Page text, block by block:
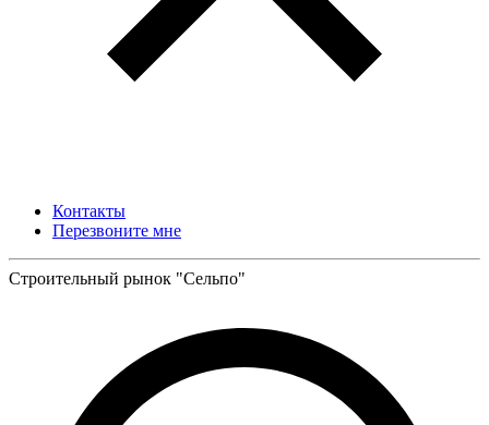
Контакты
Перезвоните мне
Строительный рынок "Сельпо"